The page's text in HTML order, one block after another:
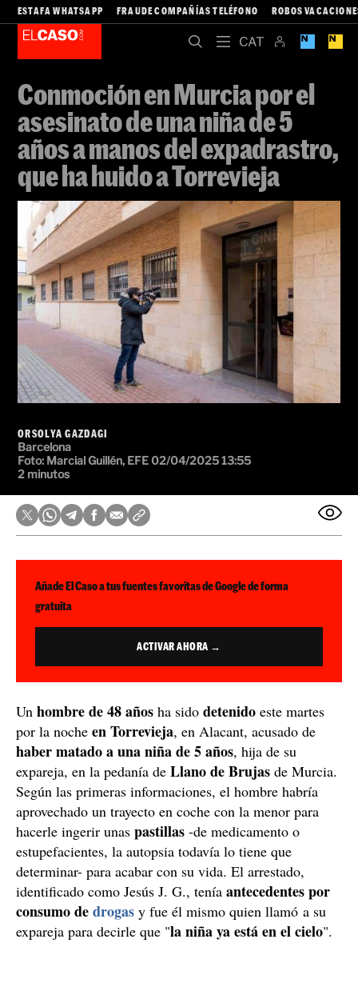
ESTAFA WHATSAPP FRAUDE COMPAÑÍAS TELÉFONO ROBOS
Conmoción en Murcia por el
asesinato de una niña de 5
años a manos del expadrastro,
que ha huido a Torrevieja
ORSOLYA GAZDAGI
Barcelona
Foto: Marcial Guillén, EFE 02/04/2025 13:55
2 minutos
Añade El Caso a tus fuentes favoritas de Google de forma
gratuita
ACTIVAR AHORA →
Un hombre de 48 años ha sido detenido este martes
por la noche en Torrevieja, en Alacant, acusado de
haber matado a una niña de 5 años, hija de su
expareja, en la pedanía de Llano de Brujas de Murcia.
Según las primeras informaciones, el hombre habría
aprovechado un trayecto en coche con la menor para
hacerle ingerir unas pastillas -de medicamento o
estupefacientes, la autopsia todavía lo tiene que
determinar- para acabar con su vida. El arrestado,
identificado como Jesús J. G., tenía antecedentes por
consumo dedrogas y fue él mismo quien llamó a su
expareja para decirle que "la niña ya está en el cielo".